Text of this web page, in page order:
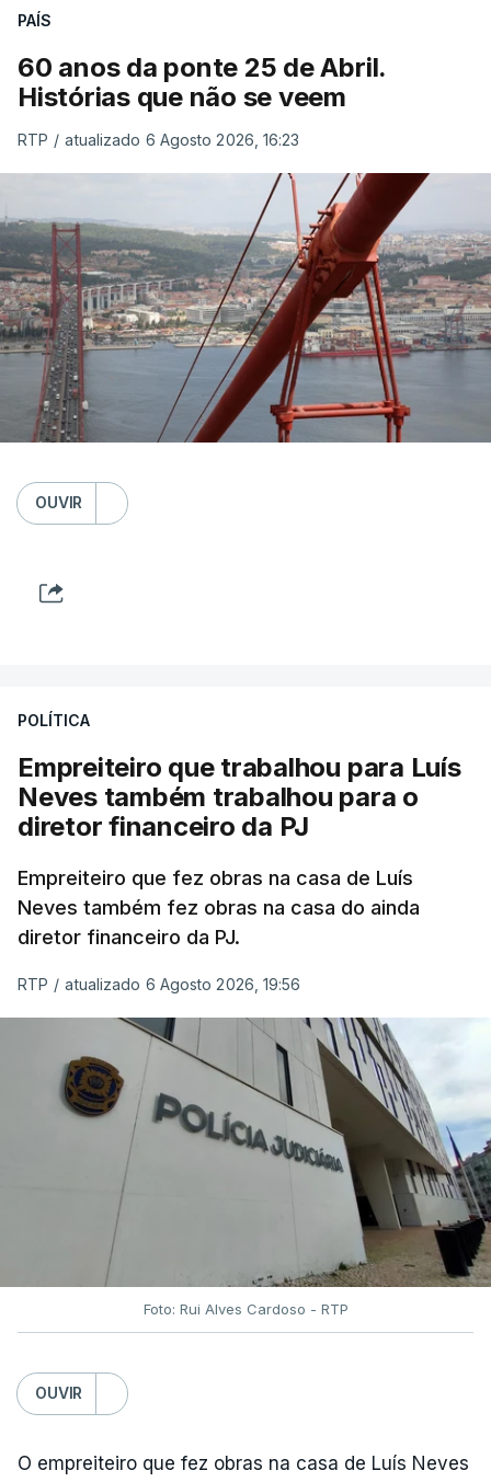
PAÍS
60 anos da ponte 25 de Abril.
Histórias que não se veem
RTP / atualizado 6 Agosto 2026, 16:23
OUVIR
POLÍTICA
Empreiteiro que trabalhou para Luís
Neves também trabalhou para o
diretor financeiro da PJ
Empreiteiro que fez obras na casa de Luís
Neves também fez obras na casa do ainda
diretor financeiro da PJ.
RTP / atualizado 6 Agosto 2026, 19:56
Foto: Rui Alves Cardoso - RTP
OUVIR
O empreiteiro que fez obras na casa de Luís Neves